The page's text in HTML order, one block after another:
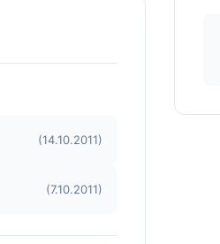
(14.10.2011)
(7.10.2011)